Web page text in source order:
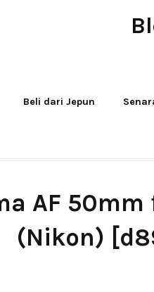
Beli dari Jepun
AF 50mm
(Nikon)